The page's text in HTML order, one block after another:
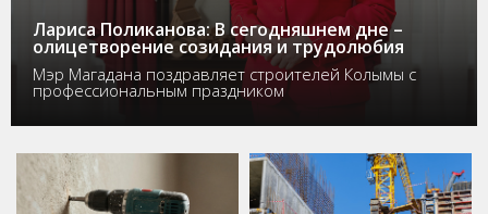
Лариса Поликанова: В сегодняшнем дне –
олицетворение созидания и трудолюбия
Мэр Магадана поздравляет строителей Колымы с
профессиональным праздником